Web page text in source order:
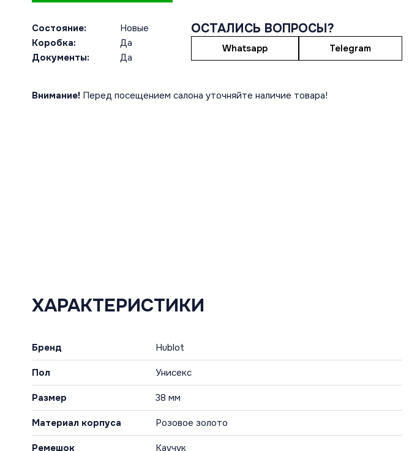
Состояние:
Новые
Коробка:
Да
Документы:
Да
ОСТАЛИСЬ ВОПРОСЫ?
Whatsapp Telegram
Внимание! Перед посещением салона уточняйте наличие товара!
ХАРАКТЕРИСТИКИ
Бренд Hublot
Пол Унисекс
Размер 38 мм
Материал корпуса Розовое золото
Ремешок Каучук